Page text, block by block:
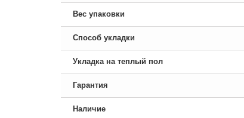
Вес упаковки
Способ укладки
Укладка на теплый пол
Гарантия
Наличие